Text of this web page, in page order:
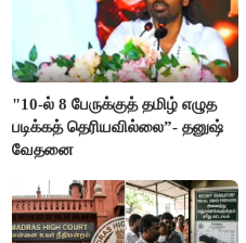
"10-ல் 8 பேருக்குத் தமிழ் எழுத
படிக்கத் தெரியவில்லை”- தனுஷ்
வேதனை